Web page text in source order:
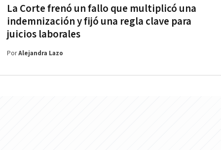
La Corte frenó un fallo que multiplicó una
indemnización y fijó una regla clave para
juicios laborales
PorAlejandra Lazo